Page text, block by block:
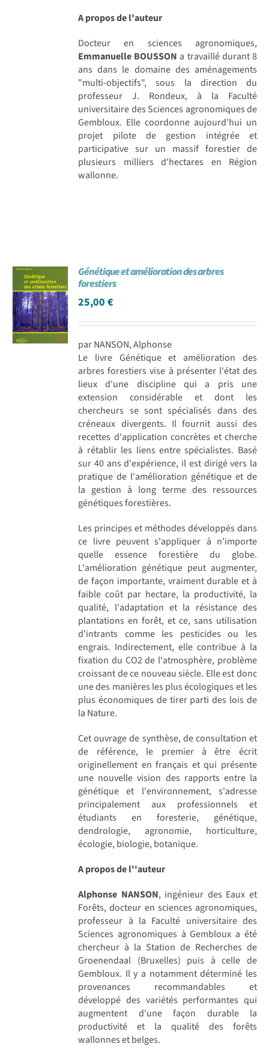
A propos de l'auteur
Docteur en sciences agronomiques,
Emmanuelle BOUSSON a travaillé durant 8
ans dans le domaine des aménagements
"multi-objectifs", sous la direction du
professeur J. Rondeux, à la Faculté
universitaire des Sciences agronomiques de
Gembloux. Elle coordonne aujourd'hui un
projet pilote de gestion intégrée et
participative sur un massif forestier de
plusieurs milliers d'hectares en Région
wallonne.
Génétique et amélioration des arbres
forestiers
25,00€
par NANSON, Alphonse
Le livre Génétique et amélioration des
arbres forestiers vise à présenter l'état des
lieux d'une discipline qui a pris une
extension considérable et dont les
chercheurs se sont spécialisés dans des
créneaux divergents. Il fournit aussi des
recettes d'application concrètes et cherche
à rétablir les liens entre spécialistes. Basé
sur 40 ans d'expérience, il est dirigé vers la
pratique de l'amélioration génétique et de
la gestion à long terme des ressources
génétiques forestières.
Les principes et méthodes développés dans
ce livre peuvent s'appliquer à n'importe
quelle essence forestière du globe.
L'amélioration génétique peut augmenter,
de façon importante, vraiment durable et à
faible coût par hectare, la productivité, la
qualité, l'adaptation et la résistance des
plantations en forêt, et ce, sans utilisation
d'intrants comme les pesticides ou les
engrais. Indirectement, elle contribue à la
fixation du CO2 de l'atmosphère, problème
croissant de ce nouveau siècle. Elle est donc
une des manières les plus écologiques et les
plus économiques de tirer parti des lois de
la Nature.
Cet ouvrage de synthèse, de consultation et
de référence, le premier à être écrit
originellement en français et qui présente
une nouvelle vision des rapports entre la
génétique et l'environnement, s'adresse
principalement aux professionnels et
étudiants en foresterie, génétique,
dendrologie, agronomie, horticulture,
écologie, biologie, botanique.
A propos de l''auteur
Alphonse NANSON, ingénieur des Eaux et
Forêts, docteur en sciences agronomiques,
professeur à la Faculté universitaire des
Sciences agronomiques à Gembloux a été
chercheur à la Station de Recherches de
Groenendaal (Bruxelles) puis à celle de
Gembloux. Il y a notamment déterminé les
provenances recommandables et
développé des variétés performantes qui
augmentent d'une façon durable la
productivité et la qualité des forêts
wallonnes et belges.